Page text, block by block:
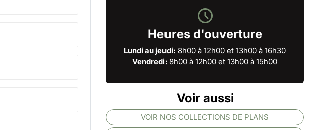
Heures d'ouverture
Lundi au jeudi: 8h00 à 12h00 et 13h00 à 16h30
Vendredi: 8h00 à 12h00 et 13h00 à 15h00
Voir aussi
VOIR NOS COLLECTIONS DE PLANS